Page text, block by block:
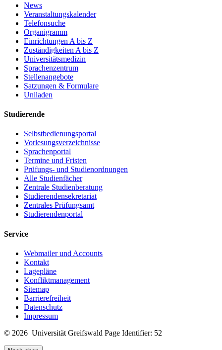
News
Veranstaltungskalender
Telefonsuche
Organigramm
Einrichtungen A bis Z
Zuständigkeiten A bis Z
Universitätsmedizin
Sprachenzentrum
Stellenangebote
Satzungen & Formulare
Uniladen
Studierende
Selbstbedienungsportal
Vorlesungsverzeichnisse
Sprachenportal
Termine und Fristen
Prüfungs- und Studienordnungen
Alle Studienfächer
Zentrale Studienberatung
Studierendensekretariat
Zentrales Prüfungsamt
Studierendenportal
Service
Webmailer und Accounts
Kontakt
Lagepläne
Konfliktmanagement
Sitemap
Barrierefreiheit
Datenschutz
Impressum
© 2026 Universität Greifswald Page Identifier: 52